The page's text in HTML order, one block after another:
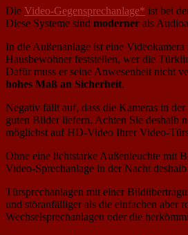
Die Video-Gegensprechanlage* ist bei
Diese Systeme sind moderner als
In die Außenanlage ist eine
Hausbewohner feststellen, wer die
Dafür muss er seine Anwesenheit nicht
hohes Maß an Sicherheit.
Negativ fällt auf, dass die Kameras in
guten Bilder liefern. Achten Sie deshalb
möglichst auf HD-Video Ihrer Video-
Ohne eine lichtstarke Außenleuchte mit
Video-Sprechanlage in der Nacht
Türsprechanlagen mit einer
und störanfälliger als die einfachen aber
Wechselsprechanlagen oder die